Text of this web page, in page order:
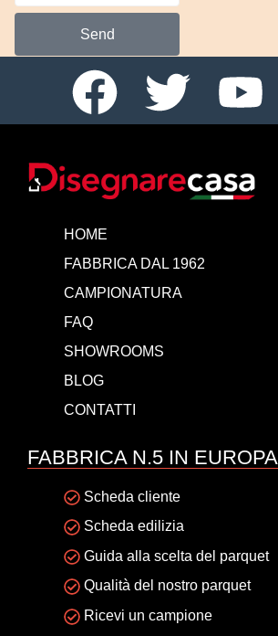
Send
HOME
FABBRICA DAL 1962
CAMPIONATURA
FAQ
SHOWROOMS
BLOG
CONTATTI
FABBRICA N.5 IN EUROPA
Scheda cliente
Scheda edilizia
Guida alla scelta del parquet
Qualità del nostro parquet
Ricevi un campione